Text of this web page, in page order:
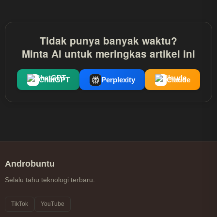
Tidak punya banyak waktu?
Minta AI untuk meringkas artikel ini
ChatGPT Perplexity Claude
Androbuntu
Selalu tahu teknologi terbaru.
TikTok YouTube